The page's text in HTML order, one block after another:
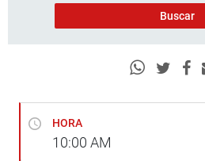
HORA
10:00 AM